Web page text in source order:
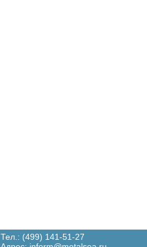
Тел.: (499) 141-51-27